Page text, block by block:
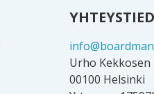
Urho Kekkosen
00100 Helsinki